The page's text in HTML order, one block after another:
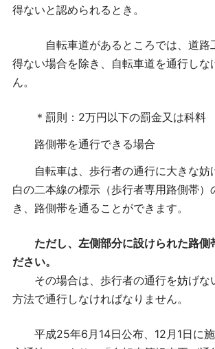
得ないと認められるとき。
自転車道があるところでは、道路
得ない場合を除き、自転車道を通行しな
ん。
＊罰則： 2万円以下の罰金又は科料
路側帯を通行できる場合
自転車は、歩行者の通行に大きな妨
白の二本線の標示（歩行者専用路側帯）
き、路側帯を通ることができます。
ただし、左側部分に設けられた路側
ださい。
その場合は、歩行者の通行を妨げな
方法で通行しなければなりません。
平成25年6月14日公布、12月1日に施